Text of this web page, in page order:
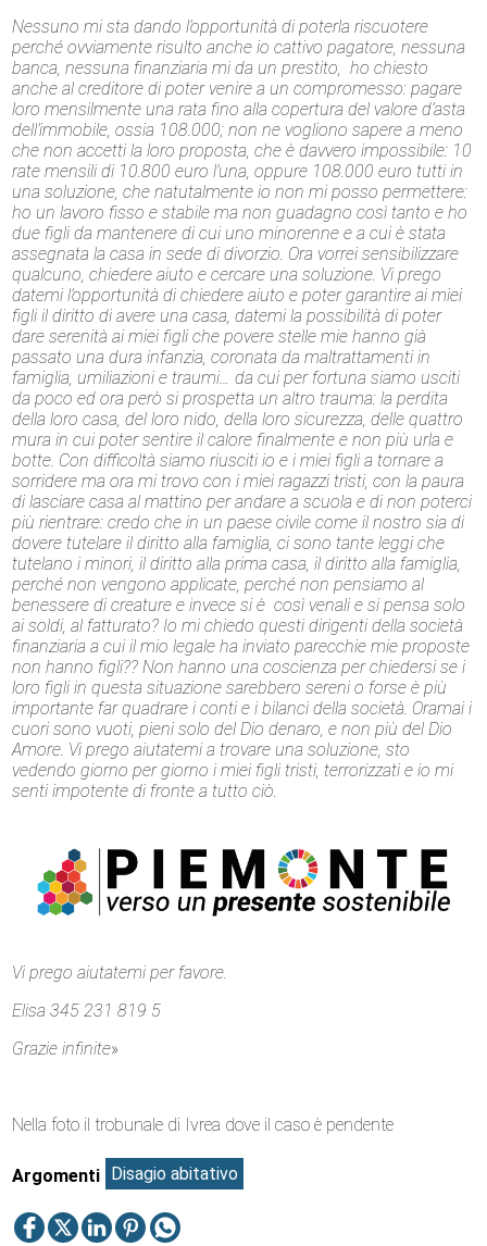
Nessuno mi sta dando l’opportunità di poterla riscuotere
perché ovviamente risulto anche io cattivo pagatore, nessuna
banca, nessuna finanziaria mi da un prestito, ho chiesto
anche al creditore di poter venire a un compromesso: pagare
loro mensilmente una rata fino alla copertura del valore d’asta
dell’immobile, ossia 108.000; non ne vogliono sapere a meno
che non accetti la loro proposta, che è davvero impossibile: 10
rate mensili di 10.800 euro l’una, oppure 108.000 euro tutti in
una soluzione, che natutalmente io non mi posso permettere:
ho un lavoro fisso e stabile ma non guadagno così tanto e ho
due figli da mantenere di cui uno minorenne e a cui è stata
assegnata la casa in sede di divorzio. Ora vorrei sensibilizzare
qualcuno, chiedere aiuto e cercare una soluzione. Vi prego
datemi l’opportunità di chiedere aiuto e poter garantire ai miei
figli il diritto di avere una casa, datemi la possibilità di poter
dare serenità ai miei figli che povere stelle mie hanno già
passato una dura infanzia, coronata da maltrattamenti in
famiglia, umiliazioni e traumi… da cui per fortuna siamo usciti
da poco ed ora però si prospetta un altro trauma: la perdita
della loro casa, del loro nido, della loro sicurezza, delle quattro
mura in cui poter sentire il calore finalmente e non più urla e
botte. Con difficoltà siamo riusciti io e i miei figli a tornare a
sorridere ma ora mi trovo con i miei ragazzi tristi, con la paura
di lasciare casa al mattino per andare a scuola e di non poterci
più rientrare: credo che in un paese civile come il nostro sia di
dovere tutelare il diritto alla famiglia, ci sono tante leggi che
tutelano i minori, il diritto alla prima casa, il diritto alla famiglia,
perché non vengono applicate, perché non pensiamo al
benessere di creature e invece si è così venali e si pensa solo
ai soldi, al fatturato? Io mi chiedo questi dirigenti della società
finanziaria a cui il mio legale ha inviato parecchie mie proposte
non hanno figli?? Non hanno una coscienza per chiedersi se i
loro figli in questa situazione sarebbero sereni o forse è più
importante far quadrare i conti e i bilanci della società. Oramai i
cuori sono vuoti, pieni solo del Dio denaro, e non più del Dio
Amore. Vi prego aiutatemi a trovare una soluzione, sto
vedendo giorno per giorno i miei figli tristi, terrorizzati e io mi
senti impotente di fronte a tutto ciò.
Vi prego aiutatemi per favore.
Elisa 345 231 819 5
Grazie infinite»
Nella foto il trobunale di Ivrea dove il caso è pendente
Argomenti Disagio abitativo